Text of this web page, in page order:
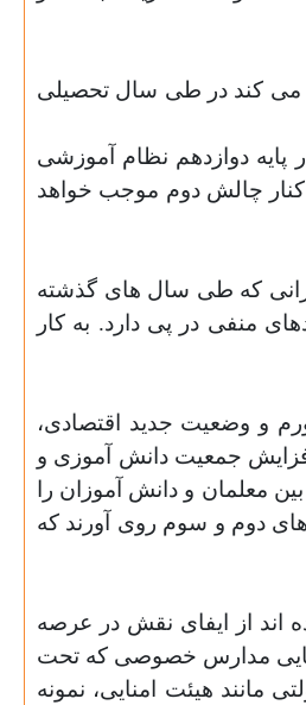
می کند در طی سال تحصیلی
دوازدهم نظام آموزشی
چالش دوم موجب خواهد
که طی سال های گذشته
منفی در پی دارد. به کار
و وضعیت جدید اقتصادی،
جمعیت دانش آموزی و
معلمان و دانش آموزان را
دوم و سوم روی آورند که
دادن اصل 44 قانون اساسی کوشیده اند از ایفای نقش در عرصه
مدارس خصوصی که تحت
مانند هیئت امنایی، نمونه